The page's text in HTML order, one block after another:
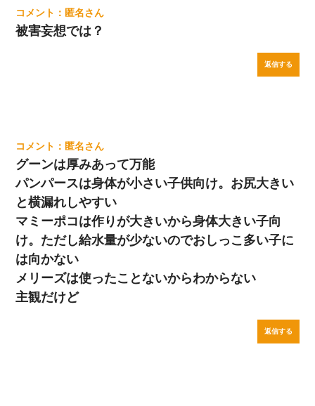
匿名
被害妄想では？
返信する
匿名
グーンは厚みあって万能
パンパースは身体が小さい子供向け。お尻大きい
と横漏れしやすい
マミーポコは作りが大きいから身体大きい子向
け。ただし給水量が少ないのでおしっこ多い子に
は向かない
メリーズは使ったことないからわからない
主観だけど
返信する